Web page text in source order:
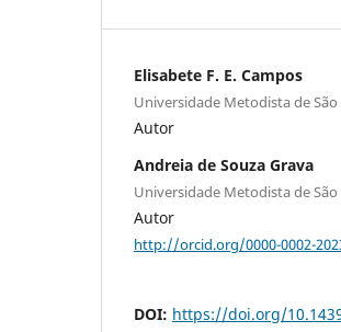
Elisabete F. E. Campos
Universidade Metodista de São
Autor
Andreia de Souza Grava
Universidade Metodista de São
Autor
http://orcid.org/0000-0002-
DOI: https://doi.org/